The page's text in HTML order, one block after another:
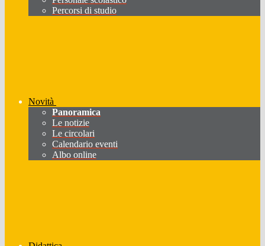
Percorsi di studio
Novità
Panoramica
Le notizie
Le circolari
Calendario eventi
Albo online